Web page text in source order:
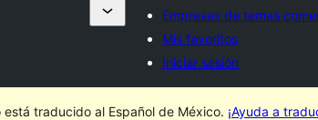
Empresas de temas
Mis favoritos
Iniciar sesión
traducido al Español de México. ¡Ayuda a